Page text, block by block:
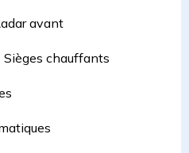
avant
Sièges chauffants